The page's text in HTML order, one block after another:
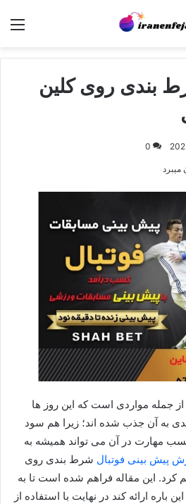
بندی روی کلین
0
جمله مواردی است که این روز ها
به آن جذب شده اند؛ زیرا هم سود
مهارت در آن می تواند همیشه به
پیش بینی فوتبال شرط بندی روی
این مقاله فراهم شده است تا به
باره ارائه کند در نهایت با استفاده از